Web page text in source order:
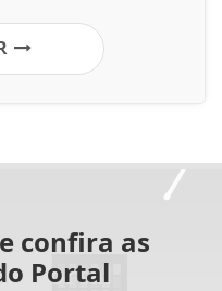
confira as
Portal